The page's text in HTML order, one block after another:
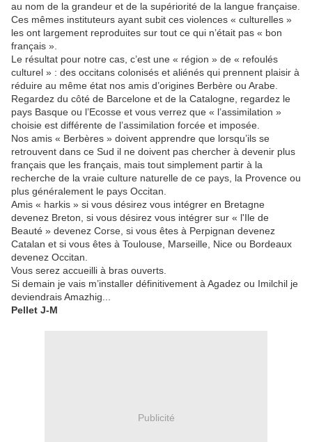
au nom de la grandeur et de la supériorité de la langue française.
Ces mêmes instituteurs ayant subit ces violences « culturelles »
les ont largement reproduites sur tout ce qui n’était pas « bon
français ».
Le résultat pour notre cas, c’est une « région » de « refoulés
culturel » : des occitans colonisés et aliénés qui prennent plaisir à
réduire au même état nos amis d’origines Berbère ou Arabe.
Regardez du côté de Barcelone et de la Catalogne, regardez le
pays Basque ou l’Ecosse et vous verrez que « l’assimilation »
choisie est différente de l’assimilation forcée et imposée.
Nos amis « Berbères » doivent apprendre que lorsqu’ils se
retrouvent dans ce Sud il ne doivent pas chercher à devenir plus
français que les français, mais tout simplement partir à la
recherche de la vraie culture naturelle de ce pays, la Provence ou
plus généralement le pays Occitan.
Amis « harkis » si vous désirez vous intégrer en Bretagne
devenez Breton, si vous désirez vous intégrer sur « l'Ile de
Beauté » devenez Corse, si vous êtes à Perpignan devenez
Catalan et si vous êtes à Toulouse, Marseille, Nice ou Bordeaux
devenez Occitan.
Vous serez accueilli à bras ouverts.
Si demain je vais m’installer définitivement à Agadez ou Imilchil je
deviendrais Amazhig...
Pellet J-M
Publicité